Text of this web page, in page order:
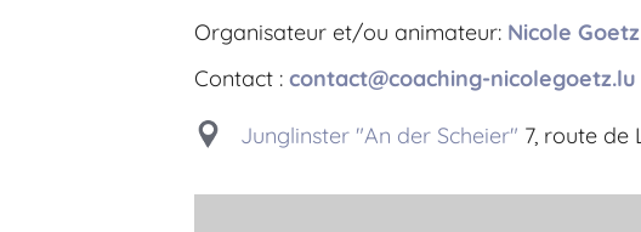
Organisateur et/ou animateur: Nicole Goetz
Contact : contact@coaching-nicolegoetz.lu
Junglinster "An der Scheier" 7, route de